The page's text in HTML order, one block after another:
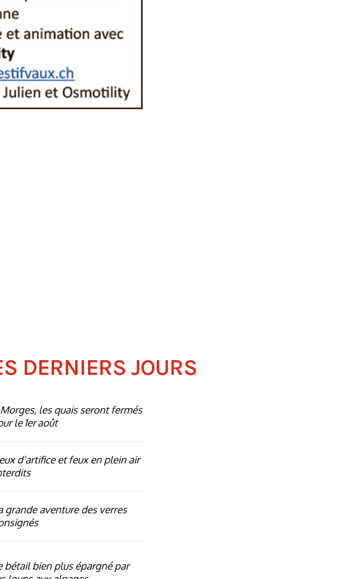
DERNIERS JOURS
les quais seront fermés
le 1er août
d’artifice et feux en plein air
grande aventure des verres
bétail bien plus épargné par